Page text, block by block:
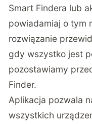
Smart Findera lub
powiadamiaj o tym
rozwiązanie
gdy wszystko jest
pozostawiamy
Finder.
Aplikacja pozwala
wszystkich